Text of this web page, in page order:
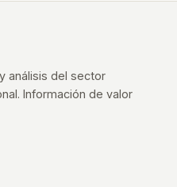
análisis del sector
Información de valor